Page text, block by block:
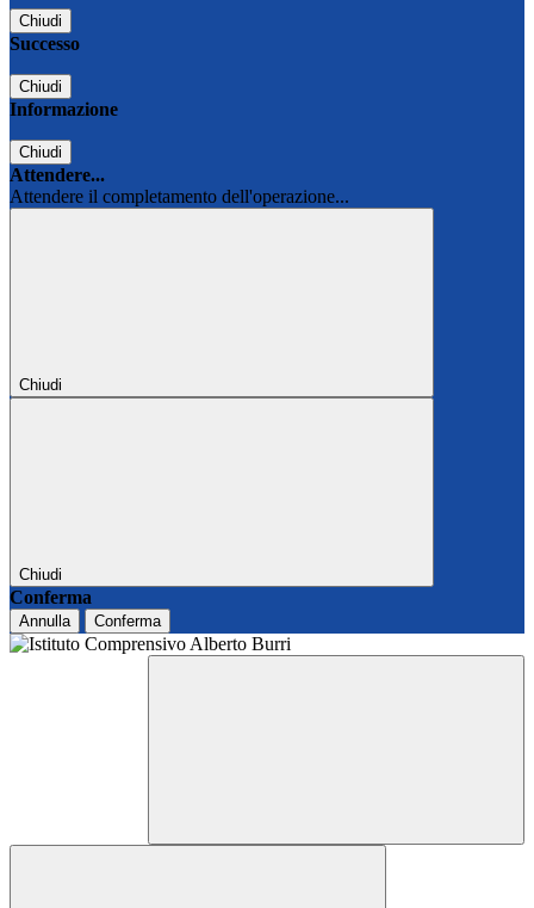
Chiudi
Successo
Chiudi
Informazione
Chiudi
Attendere...
Attendere il completamento dell'operazione...
Chiudi
Chiudi
Conferma
Annulla Conferma